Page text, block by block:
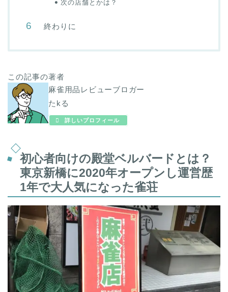
次の店舗とかは？
終わりに
この記事の著者
麻雀用品レビューブロガー
たkる
詳しいプロフィール
初心者向けの殿堂ベルバードとは？
東京新橋に2020年オープンし運営歴
1年で大人気になった雀荘